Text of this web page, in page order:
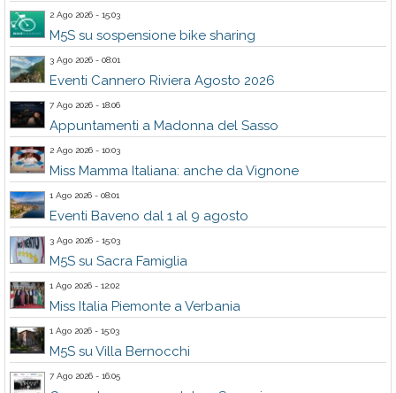
2 Ago 2026 - 15:03
M5S su sospensione bike sharing
3 Ago 2026 - 08:01
Eventi Cannero Riviera Agosto 2026
7 Ago 2026 - 18:06
Appuntamenti a Madonna del Sasso
2 Ago 2026 - 10:03
Miss Mamma Italiana: anche da Vignone
1 Ago 2026 - 08:01
Eventi Baveno dal 1 al 9 agosto
3 Ago 2026 - 15:03
M5S su Sacra Famiglia
1 Ago 2026 - 12:02
Miss Italia Piemonte a Verbania
1 Ago 2026 - 15:03
M5S su Villa Bernocchi
7 Ago 2026 - 16:05